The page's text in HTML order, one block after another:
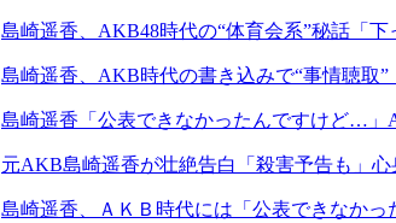
島崎遥香、AKB48時代の“体育会系”秘話「
島崎遥香、AKB時代の書き込みで“事情聴取
島崎遥香「公表できなかったんですけど…」
元AKB島崎遥香が壮絶告白「殺害予告も」
島崎遥香、ＡＫＢ時代には「公表できなかっ